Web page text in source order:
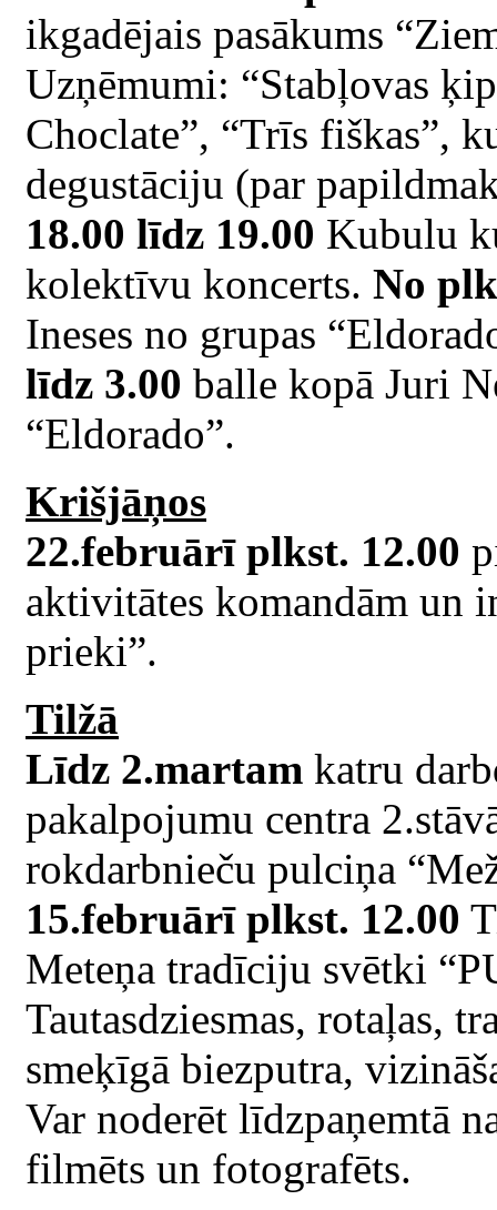
ikgadējais pasākums
Uzņēmumi: “Stabļovas
Choclate”, “Trīs fiškas”,
degustāciju (par
18.00 līdz 19.00 Kubulu
kolektīvu koncerts. No
Ineses no grupas
līdz 3.00 balle kopā Juri
“Eldorado”.
Krišjāņos
22.februārī plkst. 12.00
aktivitātes komandām un
prieki”.
Tilžā
Līdz 2.martam katru
pakalpojumu centra
rokdarbnieču pulciņa
15.februārī plkst. 12.00
Meteņa tradīciju svētki
Tautasdziesmas, rotaļas,
smeķīgā biezputra,
Var noderēt līdzpaņemtā
filmēts un fotografēts.